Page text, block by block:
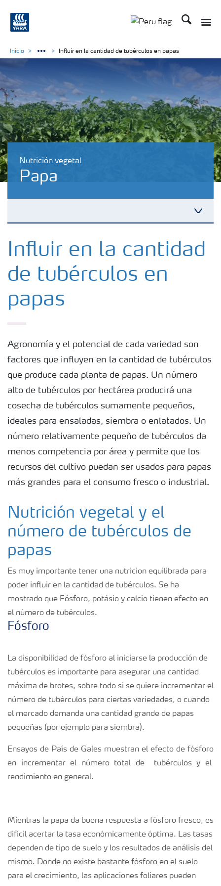
Buscar
Nutrición vegetal
Papa
Fertilizantes
Portafolio de Agricultura Digital
Almacenaje y manejo de fertilizantes
Inicio Influir en la cantidad de tubérculos en papas
Influir en la cantidad
de tubérculos en
papas
Agronomía y el potencial de cada variedad son
factores que influyen en la cantidad de tubérculos
que produce cada planta de papas. Un número
alto de tubérculos por hectárea producirá una
cosecha de tubérculos sumamente pequeños,
ideales para ensaladas, siembra o enlatados. Un
número relativamente pequeño de tubérculos da
menos competencia por área y permite que los
recursos del cultivo puedan ser usados para papas
más grandes para el consumo fresco o industrial.
Nutrición vegetal y el
número de tubérculos de
papas
Es muy importante tener una nutricion equilibrada para
poder influir en la cantidad de tubérculos. Se ha
mostrado que Fósforo, potásio y calcio tienen efecto en
el número de tubérculos.
Fósforo
La disponibilidad de fósforo al iniciarse la producción de
tubérculos es importante para asegurar una cantidad
máxima de brotes, sobre todo si se quiere incrementar el
número de tubérculos para ciertas variedades, o cuando
el mercado demanda una cantidad grande de papas
pequeñas (por ejemplo para siembra).
Ensayos de País de Gales muestran el efecto de fósforo
en incrementar el número total de tubérculos y el
rendimiento en general.
Mientras la papa da buena respuesta a fósforo fresco, es
difícil acertar la tasa económicamente óptima. Las tasas
dependen de tipo de suelo y los resultados de análisis del
mismo. Donde no existe bastante fósforo en el suelo
para el crecimiento, las aplicaciones foliares pueden